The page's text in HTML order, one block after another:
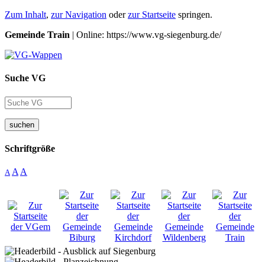
Zum Inhalt, zur Navigation oderzur Startseite springen.
Gemeinde Train | Online: https://www.vg-siegenburg.de/
Suche VG
suchen
Schriftgröße
A A A